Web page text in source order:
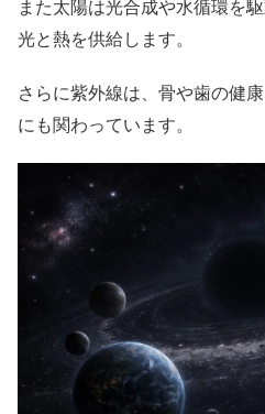
また太陽は光合成や水循環を
光と熱を供給します。
さらに紫外線は、骨や歯の健
にも関わっています。